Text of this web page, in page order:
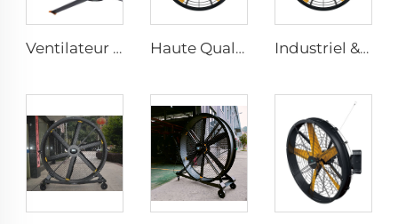
Ventilateur d'église 24ft HVLS 7.3m Grand Ventilateur Industriel Électrique avec grande ventilation Haute Qualité 0,9m 1,2m Grand Ventilateur Murale Commercial pour Grands Espaces, Usines de Fabrication, Restaurants, Fermes, Hôtels avec Moteur 220V Industriel & Commercial Grande Vitesse 0,9m 1,2m Ventilateur Murale Grand Modèle